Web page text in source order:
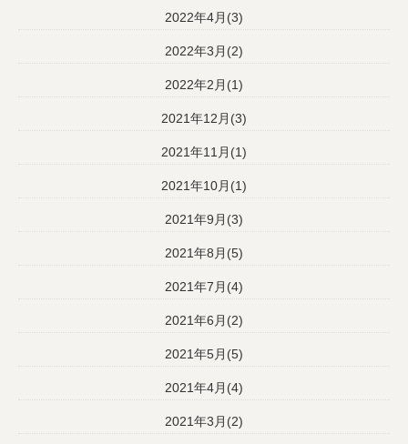
2022年4月(3)
2022年3月(2)
2022年2月(1)
2021年12月(3)
2021年11月(1)
2021年10月(1)
2021年9月(3)
2021年8月(5)
2021年7月(4)
2021年6月(2)
2021年5月(5)
2021年4月(4)
2021年3月(2)